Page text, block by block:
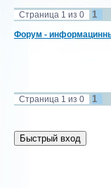
Страница 1 из 0 1
Форум -
Страница 1 из 0 1